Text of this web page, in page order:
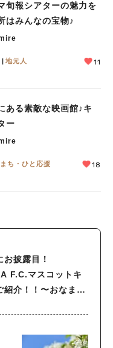
旬報シアターの魅力を
はみんなの宝物♪
地元人 11
ある素敵な映画館♪キ
ー
まち・ひと応援 18
お披露目！
F.C.マスコットキ
紹介！！〜おなまえ